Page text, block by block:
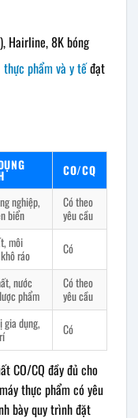
8K bóng
phẩm và y tếđạt
CO/CQ
nghiệp,
biển
Có theo
yêu cầu
môi
ráo
Có
nước
phẩm
Có theo
yêu cầu
gia dụng,
Có
CO/CQ đầy đủ cho
thực phẩm có yêu
bày quy trình đặt